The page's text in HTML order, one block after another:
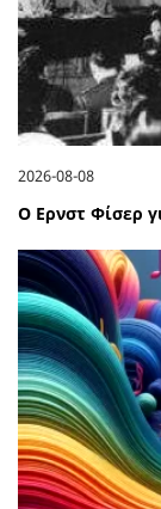
2026-08-08
Ο Ερνστ Φίσερ